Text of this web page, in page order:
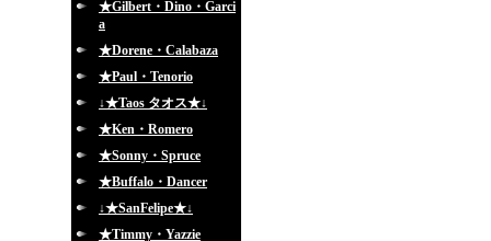
★Gilbert・Dino・Garci
a
★Dorene・Calabaza
★Paul・Tenorio
↓★Taos タオス★↓
★Ken・Romero
★Sonny・Spruce
★Buffalo・Dancer
↓★SanFelipe★↓
★Timmy・Yazzie